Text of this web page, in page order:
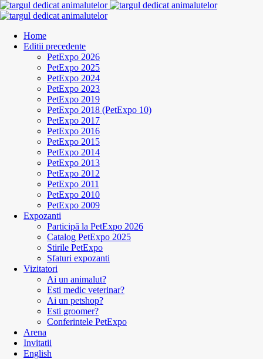
Home
Editii precedente
PetExpo 2026
PetExpo 2025
PetExpo 2024
PetExpo 2023
PetExpo 2019
PetExpo 2018 (PetExpo 10)
PetExpo 2017
PetExpo 2016
PetExpo 2015
PetExpo 2014
PetExpo 2013
PetExpo 2012
PetExpo 2011
PetExpo 2010
PetExpo 2009
Expozanti
Participă la PetExpo 2026
Catalog PetExpo 2025
Stirile PetExpo
Sfaturi expozanti
Vizitatori
Ai un animalut?
Esti medic veterinar?
Ai un petshop?
Esti groomer?
Conferintele PetExpo
Arena
Invitatii
English